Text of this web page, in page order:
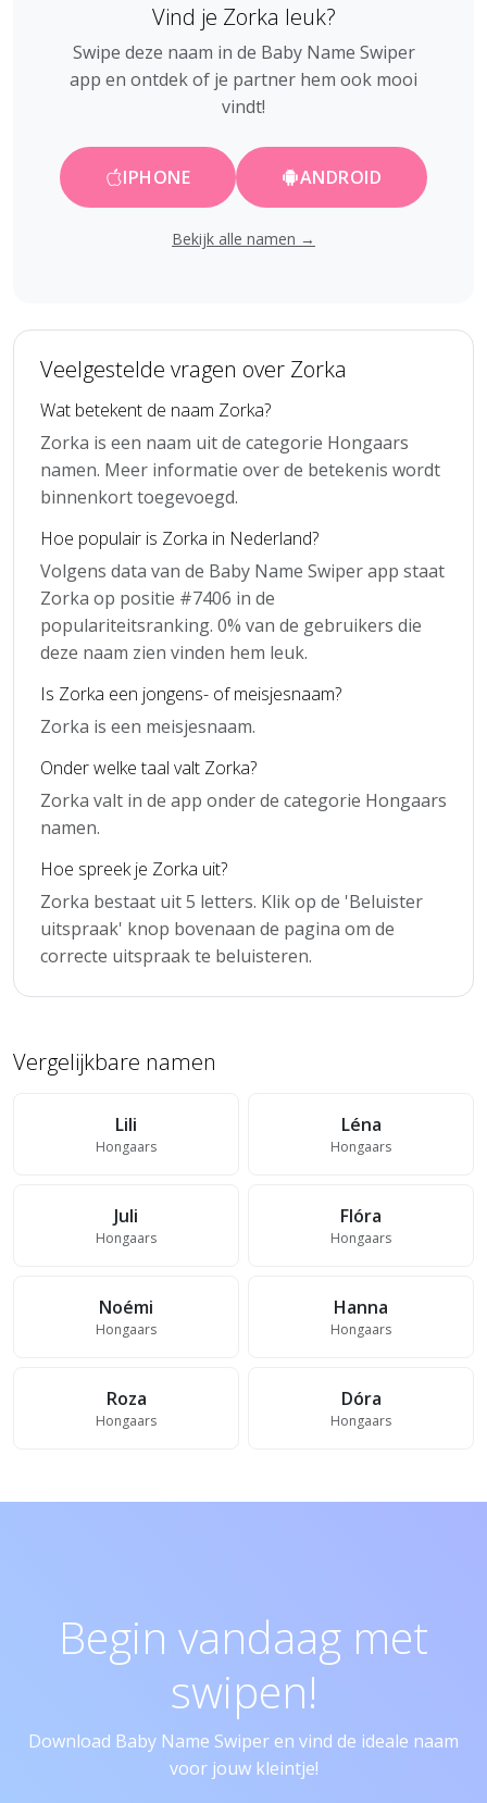
Vind je Zorka leuk?
Swipe deze naam in de Baby Name Swiper
app en ontdek of je partner hem ook mooi
vindt!
IPHONE ANDROID
Bekijk alle namen →
Veelgestelde vragen over Zorka
Wat betekent de naam Zorka?
Zorka is een naam uit de categorie Hongaars
namen. Meer informatie over de betekenis wordt
binnenkort toegevoegd.
Hoe populair is Zorka in Nederland?
Volgens data van de Baby Name Swiper app staat
Zorka op positie #7406 in de
populariteitsranking. 0% van de gebruikers die
deze naam zien vinden hem leuk.
Is Zorka een jongens- of meisjesnaam?
Zorka is een meisjesnaam.
Onder welke taal valt Zorka?
Zorka valt in de app onder de categorie Hongaars
namen.
Hoe spreek je Zorka uit?
Zorka bestaat uit 5 letters. Klik op de 'Beluister
uitspraak' knop bovenaan de pagina om de
correcte uitspraak te beluisteren.
Vergelijkbare namen
Lili
Hongaars
Léna
Hongaars
Juli
Hongaars
Flóra
Hongaars
Noémi
Hongaars
Hanna
Hongaars
Roza
Hongaars
Dóra
Hongaars
Begin vandaag met
swipen!
Download Baby Name Swiper en vind de ideale naam
voor jouw kleintje!